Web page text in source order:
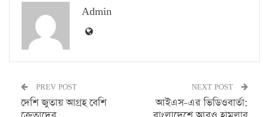
Admin
PREV POST
দেশি জুতায় আগ্রহ বেশি
NEXT POST
আইএস-এর ভিডিওবার্তা: